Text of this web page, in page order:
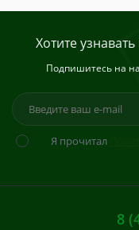
Хотите
Подпишитесь на
Я прочитал
8